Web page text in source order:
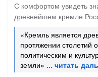
С комфортом увидеть
древнейшем кремле
«Кремль является
протяжении столетий
политическим и
земли»